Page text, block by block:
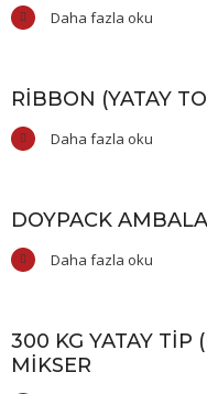
Daha fazla oku
RIBBON (YATAY
Daha fazla oku
DOYPACK
Daha fazla oku
300 KG YATAY TIP
MIKSER